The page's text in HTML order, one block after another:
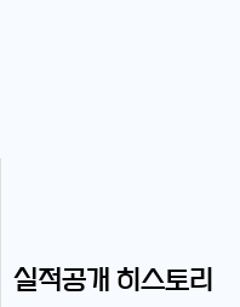
실적공개 히스토리